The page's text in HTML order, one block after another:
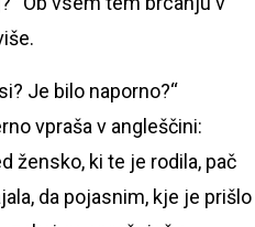
Je bilo naporno?“
vpraša v angleščini:
žensko, ki te je rodila, pač
da pojasnim, kje je prišlo